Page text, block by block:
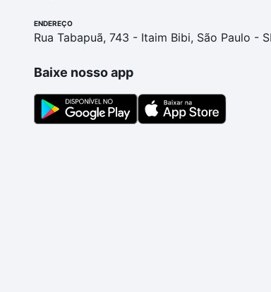
ENDEREÇO
Rua Tabapuã, 743 - Itaim Bibi, São Paulo -
Baixe nosso app